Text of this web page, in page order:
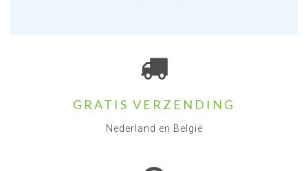
GRATIS VERZENDING
Nederland en België